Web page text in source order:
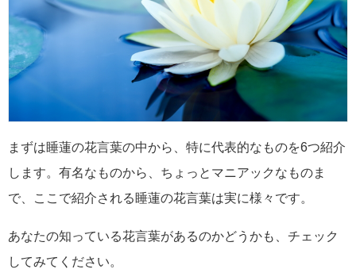
まずは睡蓮の花言葉の中から、特に代表的なものを6つ紹介
します。有名なものから、ちょっとマニアックなものま
で、ここで紹介される睡蓮の花言葉は実に様々です。
あなたの知っている花言葉があるのかどうかも、チェック
してみてください。